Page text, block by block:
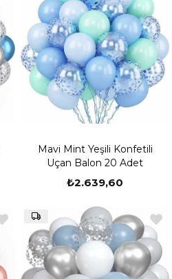
Mavi Mint Yeşili Konfetili
Uçan Balon 20 Adet
₺2.639,60